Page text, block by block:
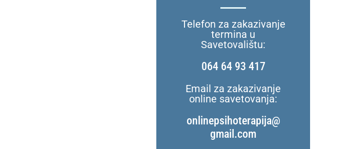
Telefon za zakazivanje
termina u
Savetovalištu:
064 64 93 417
Email za zakazivanje
online savetovanja:
onlinepsihoterapija@
gmail.com